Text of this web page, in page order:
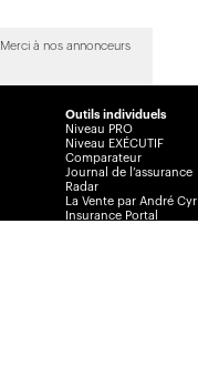
Merci à nos annonceurs
Outils individuels
Niveau PRO
Niveau EXÉCUTIF
Comparateur
Journal de l’assurance
Radar
La Vente par André Cyr
Insurance Portal